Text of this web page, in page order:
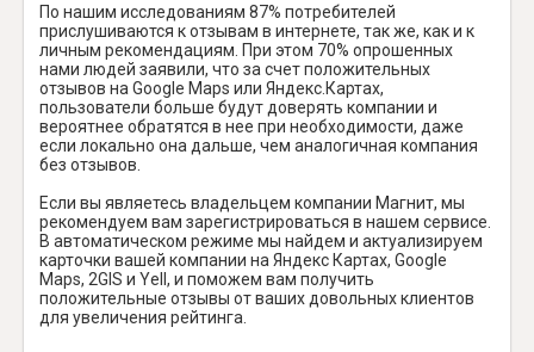
По нашим исследованиям 87% потребителей
прислушиваются к отзывам в интернете, так же, как и к
личным рекомендациям. При этом 70% опрошенных
нами людей заявили, что за счет положительных
отзывов на Google Maps или Яндекс.Картах,
пользователи больше будут доверять компании и
вероятнее обратятся в нее при необходимости, даже
если локально она дальше, чем аналогичная компания
без отзывов.
Если вы являетесь владельцем компании Магнит, мы
рекомендуем вам зарегистрироваться в нашем сервисе.
В автоматическом режиме мы найдем и актуализируем
карточки вашей компании на Яндекс Картах, Google
Maps, 2GIS и Yell, и поможем вам получить
положительные отзывы от ваших довольных клиентов
для увеличения рейтинга.